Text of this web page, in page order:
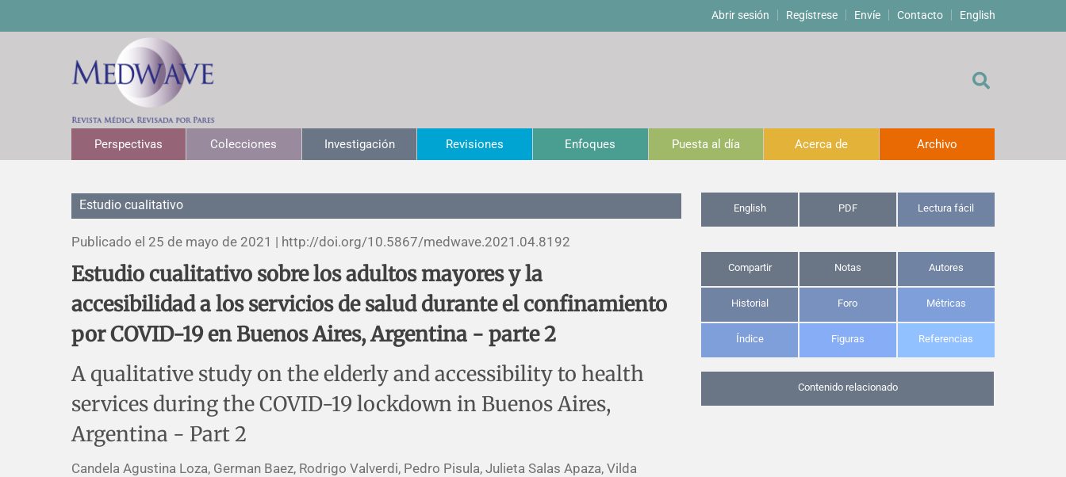
Abrir sesión Regístrese Envíe Contacto English
Perspectivas Colecciones Investigación Revisiones Enfoques Puesta al día Acerca de Archivo
Estudio cualitativo
Publicado el 25 de mayo de 2021 | http://doi.org/10.5867/medwave.2021.04.8192
Estudio cualitativo sobre los adultos mayores y la
accesibilidad a los servicios de salud durante el confinamiento
por COVID-19 en Buenos Aires, Argentina - parte 2
A qualitative study on the elderly and accessibility to health
services during the COVID-19 lockdown in Buenos Aires,
Argentina - Part 2
Candela Agustina Loza, German Baez, Rodrigo Valverdi, Pedro Pisula, Julieta Salas Apaza, Vilda
English PDF Lectura fácil
Compartir Notas Autores
Historial Foro Métricas
Índice Figuras Referencias
Contenido relacionado